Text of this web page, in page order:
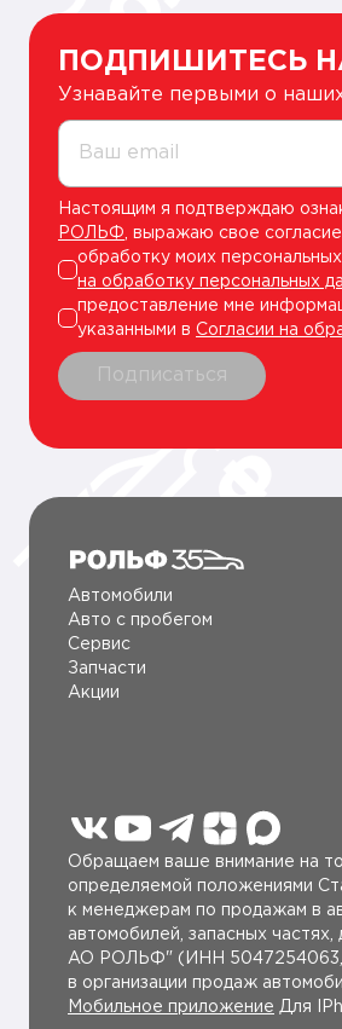
ПОДПИШИТЕСЬ
Узнавайте первыми о
Ваш email
Настоящим я подтверждаю
РОЛЬФ , выражаю свое согласие
обработку моих
на обработку персональных
предоставление мне
указанными в Согласии на
Подписаться
Автомобили
Авто c пробегом
Сервис
Запчасти
Акции
Обращаем ваше внимание на
определяемой положениями
к менеджерам по продажам в
автомобилей, запасных
AO РОЛЬФ" (ИНН 5047254063,
в организации продаж
Мобильное приложение Для